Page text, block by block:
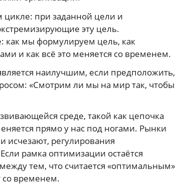
цикле: при заданной цели и
эту цель.
как мы формулируем цель, как
и как всё это меняется со временем.
наилучшим, если предположить,
«Смотрим ли мы на мир так, чтобы
среде, такой как цепочка
прямо у нас под ногами. Рынки
исчезают, регулирования
рамка оптимизации остаётся
тем, что считается «оптимальным»
со временем.